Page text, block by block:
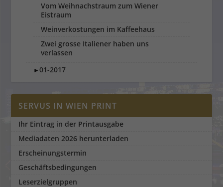
Vom Weihnachstraum zum Wiener
Eistraum
Weinverkostungen im Kaffeehaus
Zwei grosse Italiener haben uns
verlassen
►01-2017
SERVUS IN WIEN PRINT
Ihr Eintrag in der Printausgabe
Mediadaten 2026 herunterladen
Erscheinungstermin
Geschäftsbedingungen
Leserzielgruppen